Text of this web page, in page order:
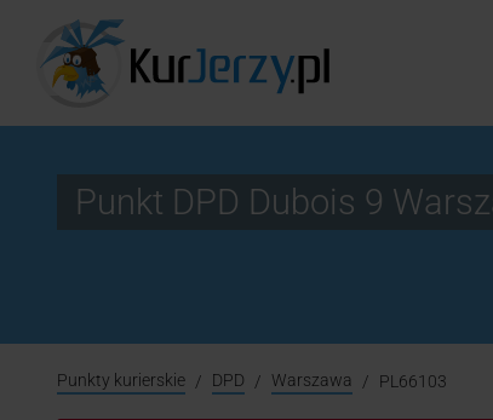
Punkt DPD Dubois 9
Punkty kurierskie DPD Warszawa PL66103